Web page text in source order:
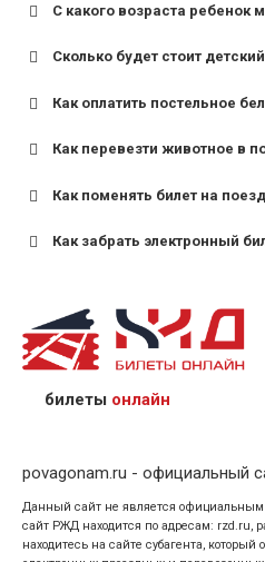
С какого возраста ребенок
для поездов дальнего
для пригородных поездов
Сколько будет стоит
Как оплатить постельное
Как перевезти животное в
Как поменять билет на
Как забрать электронный
назвав кассиру 14-
предъявив удостоверение
кого оформлен билет.
билеты онлайн
povagonam.ru - официальный
Данный сайт не является
сайт РЖД находится по адресам: rzd.ru,
находитесь на сайте субагента,